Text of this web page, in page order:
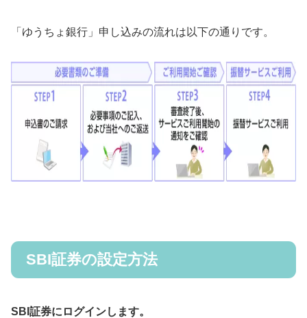
「ゆうちょ銀行」申し込みの流れは以下の通りです。
SBI証券の設定方法
SBI証券にログインします。